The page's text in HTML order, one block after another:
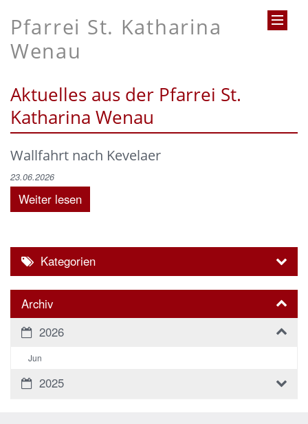
Pfarrei St. Katharina
Wenau
Aktuelles aus der Pfarrei St.
Katharina Wenau
Wallfahrt nach Kevelaer
23.06.2026
Weiter lesen
Kategorien
Archiv
2026
Jun
2025